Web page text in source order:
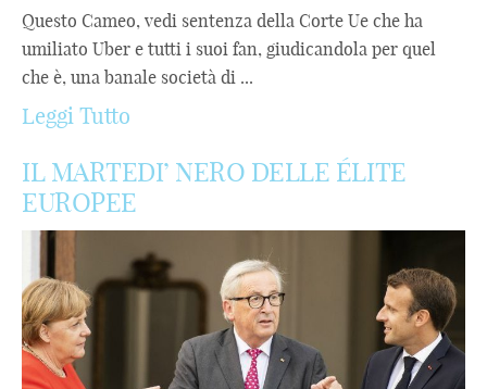
Questo Cameo, vedi sentenza della Corte Ue che ha
umiliato Uber e tutti i suoi fan, giudicandola per quel
che è, una banale società di ...
Leggi Tutto
IL MARTEDI’ NERO DELLE ÉLITE
EUROPEE